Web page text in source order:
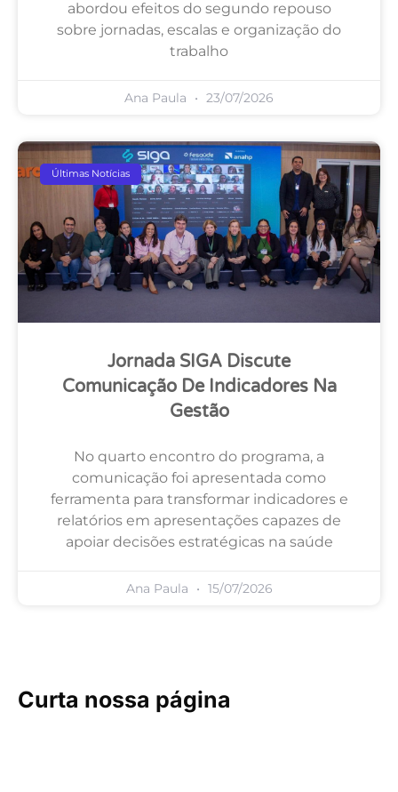
abordou efeitos do segundo repouso
sobre jornadas, escalas e organização do
trabalho
Ana Paula 23/07/2026
Últimas Notícias
Jornada SIGA Discute
Comunicação De Indicadores Na
Gestão
No quarto encontro do programa, a
comunicação foi apresentada como
ferramenta para transformar indicadores e
relatórios em apresentações capazes de
apoiar decisões estratégicas na saúde
Ana Paula 15/07/2026
Curta nossa página